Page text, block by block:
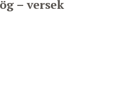
– versek